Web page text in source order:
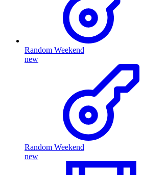
Random Weekend
new
Random Weekend
new